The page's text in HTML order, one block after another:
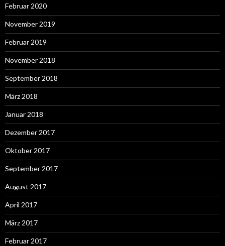
Februar 2020
November 2019
Februar 2019
November 2018
September 2018
März 2018
Januar 2018
Dezember 2017
Oktober 2017
September 2017
August 2017
April 2017
März 2017
Februar 2017